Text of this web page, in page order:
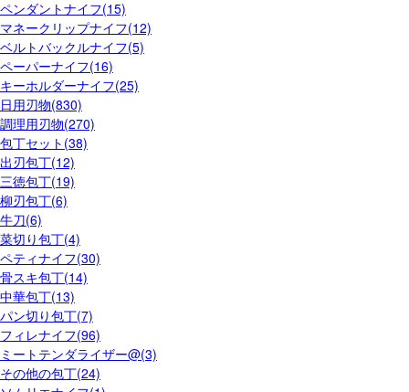
ペンダントナイフ(15)
マネークリップナイフ(12)
ベルトバックルナイフ(5)
ペーパーナイフ(16)
キーホルダーナイフ(25)
日用刃物(830)
調理用刃物(270)
包丁セット(38)
出刃包丁(12)
三徳包丁(19)
柳刃包丁(6)
牛刀(6)
菜切り包丁(4)
ペティナイフ(30)
骨スキ包丁(14)
中華包丁(13)
パン切り包丁(7)
フィレナイフ(96)
ミートテンダライザー@(3)
その他の包丁(24)